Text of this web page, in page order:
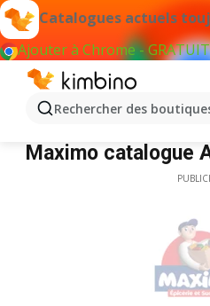
Catalogues actuels
Ajouter à Chrome - GRATUIT
Rechercher des
Maximo
Maximo catalogue